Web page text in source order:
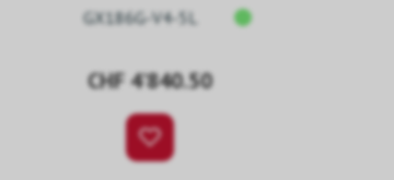
GX186G-V4-5L
CHF 4’840.50